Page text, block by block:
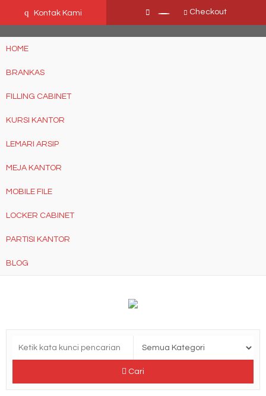
q Kontak Kami Checkout
HOME
BRANKAS
FILLING CABINET
KURSI KANTOR
LEMARI ARSIP
MEJA KANTOR
MOBILE FILE
LOCKER CABINET
PARTISI KANTOR
BLOG
Cari